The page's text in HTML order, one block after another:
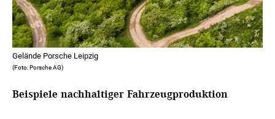
Gelände Porsche Leipzig
(Foto: Porsche AG)
Beispiele nachhaltiger Fahrzeugproduktion